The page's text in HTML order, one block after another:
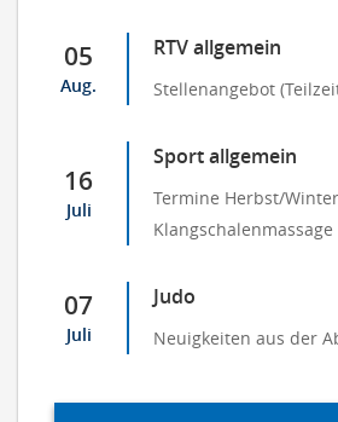
05
Aug.
RTV allgemein
Stellenangebot
16
Juli
Sport allgemein
Termine Herbst/Winter
Klangschalenmassage
07
Juli
Judo
Neuigkeiten aus der